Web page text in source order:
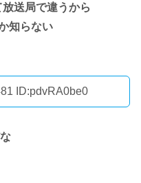
送局で違うから
知らない
ID:pdvRA0be0